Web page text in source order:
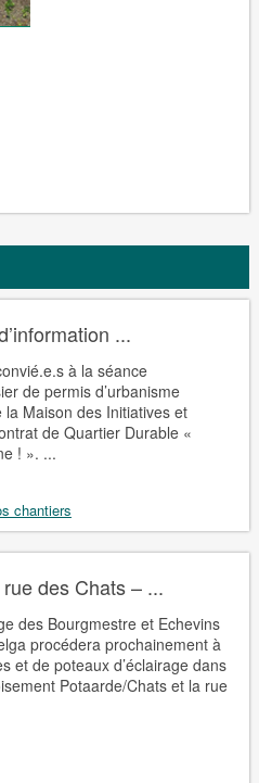
...
à la séance
de permis d’urbanisme
Maison des Initiatives et
de Quartier Durable «
! ». ...
chantiers
des Chats – ...
des Bourgmestre et Echevins
procédera prochainement à
et de poteaux d’éclairage dans
Potaarde/Chats et la rue